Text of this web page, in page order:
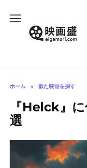
ホーム » 似た映画を探す
『Helck』
選